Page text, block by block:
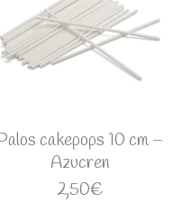
cakepops 10 cm –
Azucren
2,50€